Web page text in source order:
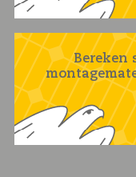
Bereken